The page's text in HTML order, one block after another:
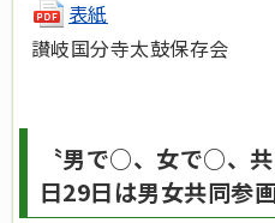
表紙
讃岐国分寺太鼓保存会
〝男で○、女で○、
日29日は男女共同参